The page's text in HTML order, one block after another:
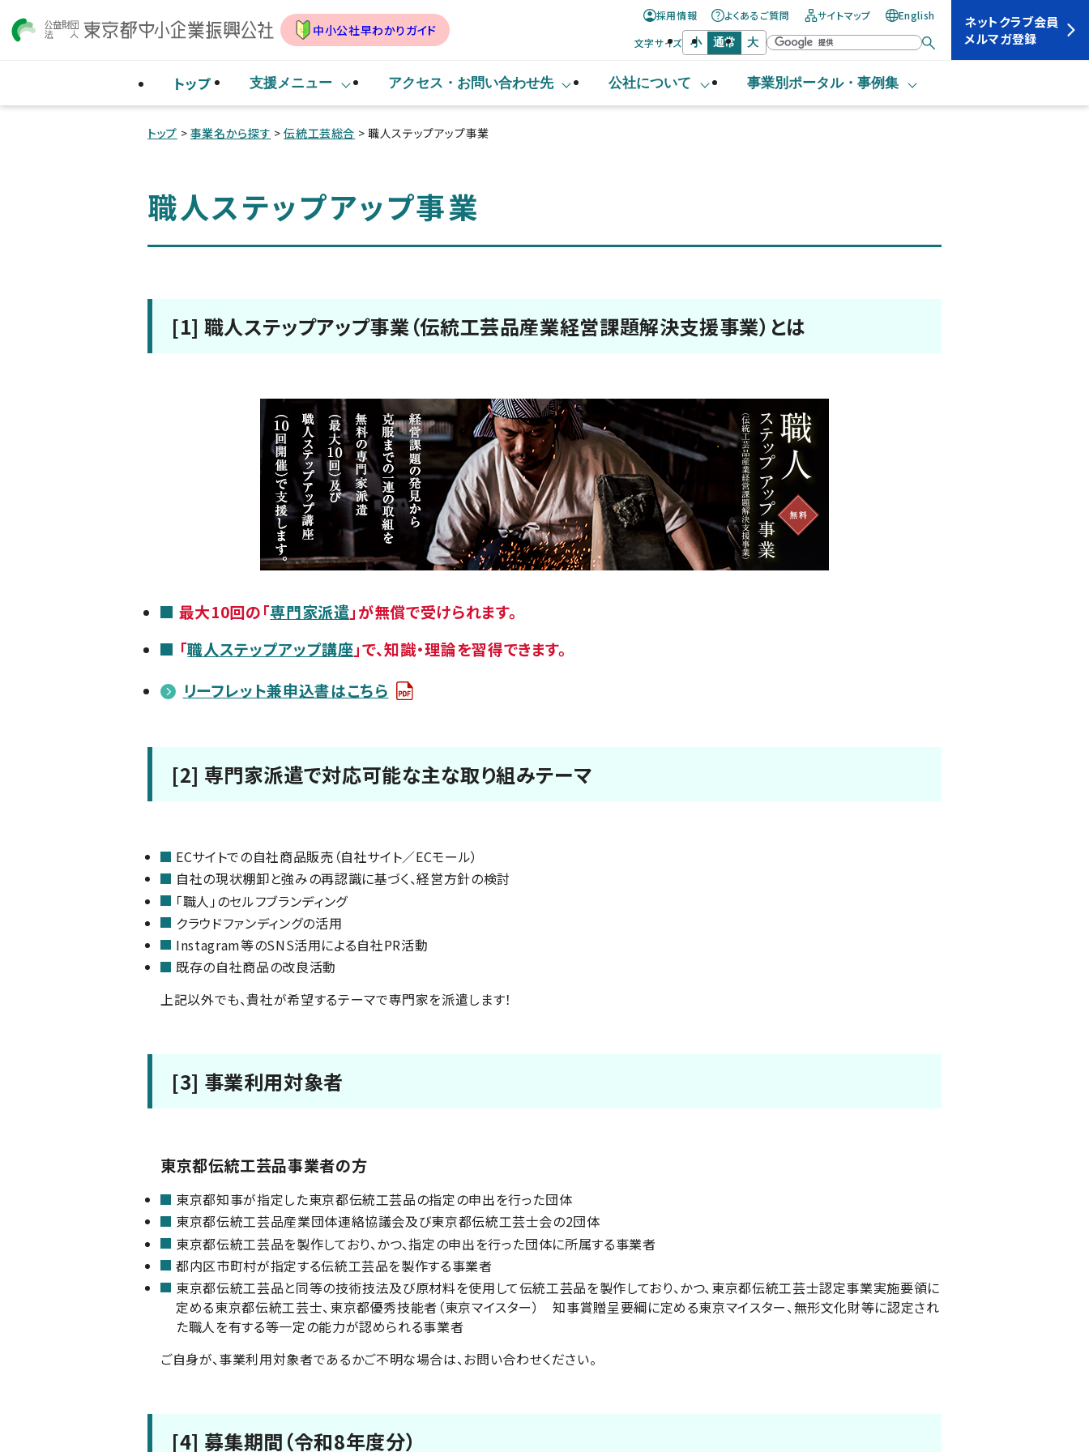
中小公社早わかりガイド
採用情報 よくあるご質問 サイトマップ English
文字サイズ 小 通常 大
ネットクラブ会員
メルマガ登録
トップ 支援メニュー アクセス・ お問い合わせ先 公社について 事業別ポータル・事例集
トップ > 事業名から探す >伝統工芸総合 > 職人ステップアップ事業
職人ステップアップ事業
[1] 職人ステップアップ事業（伝統工芸品産業経営課題解決支援事業）とは
最大10回の「専門家派遣」が無償で受けられます。
「職人ステップアップ講座」で、知識・理論を習得できます。
リーフレット兼申込書はこちら
[2] 専門家派遣で対応可能な主な取り組みテーマ
ECサイトでの自社商品販売（自社サイト／ECモール）
自社の現状棚卸と強みの再認識に基づく、経営方針の検討
「職人」のセルフブランディング
クラウドファンディングの活用
Instagram等のSNS活用による自社PR活動
既存の自社商品の改良活動
上記以外でも、貴社が希望するテーマで専門家を派遣します！
[3] 事業利用対象者
東京都伝統工芸品事業者の方
東京都知事が指定した東京都伝統工芸品の指定の申出を行った団体
東京都伝統工芸品産業団体連絡協議会及び東京都伝統工芸士会の2団体
東京都伝統工芸品を製作しており、かつ、指定の申出を行った団体に所属する事業者
都内区市町村が指定する伝統工芸品を製作する事業者
東京都伝統工芸品と同等の技術技法及び原材料を使用して伝統工芸品を製作しており、かつ、東京都伝統工芸士認定事業実施要領に
定める東京都伝統工芸士、東京都優秀技能者（東京マイスター） 知事賞贈呈要綱に定める東京マイスター、無形文化財等に認定され
た職人を有する等一定の能力が認められる事業者
ご自身が、事業利用対象者であるかご不明な場合は、お問い合わせください。
[4] 募集期間（令和8年度分）